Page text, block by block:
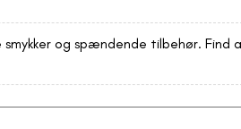
og spændende tilbehør. Find